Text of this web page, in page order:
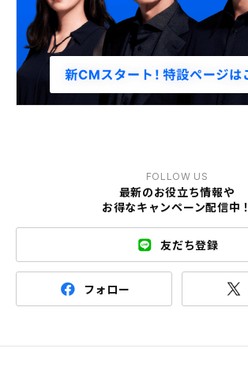
FOLLOW US
最新のお役立ち情報や
お得なキャンペーン配信中！
友だち登録
フォロー